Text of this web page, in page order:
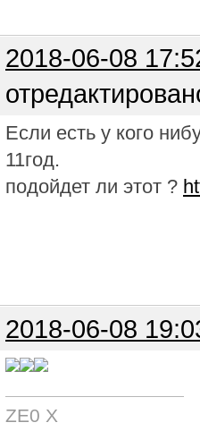
2018-06-08
Если есть у кого
11год.
подойдет ли этот ?
2018-06-08
ZE0 X